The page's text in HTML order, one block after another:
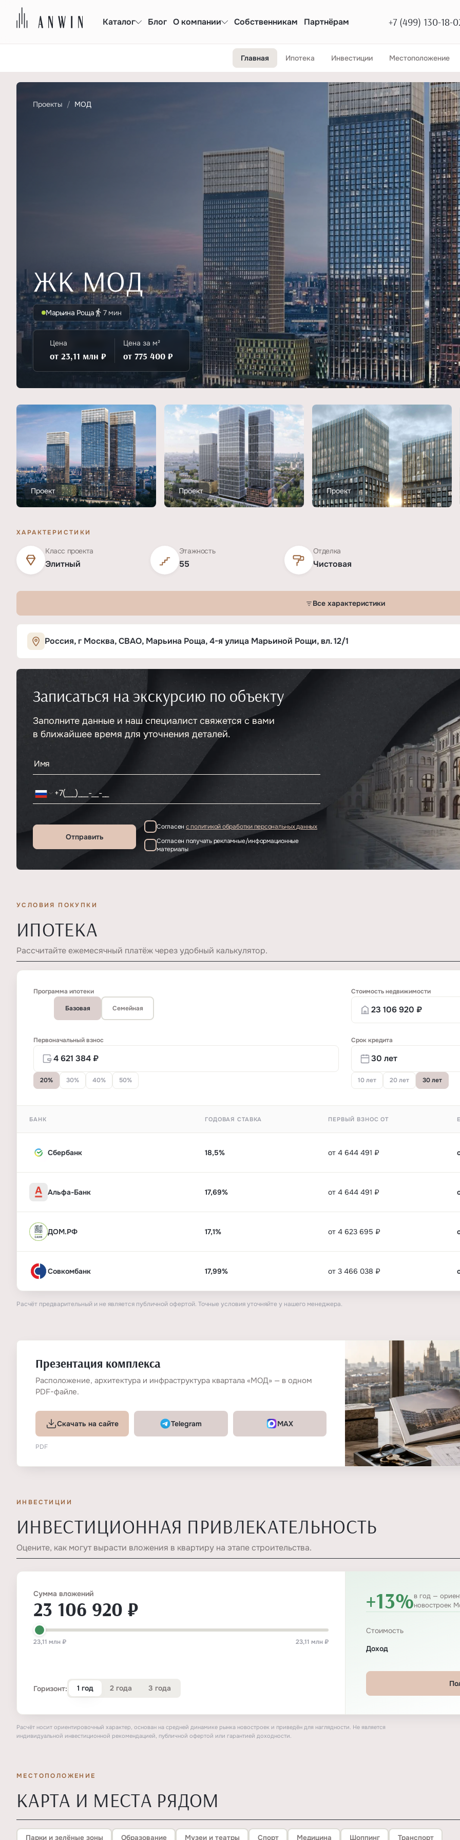
Каталог Блог О компании Собственникам Партнёрам +7 (499) 130-18-
Главная Ипотека Инвестиции Местоположение
Проекты МОД
ЖК МОД
Марьина Роща 7 мин
Цена
от 23,11 млн ₽
Цена за м²
от 775 400 ₽
Проект Проект Проект
ХАРАКТЕРИСТИКИ
Класс проекта
Элитный
Этажность
55
Отделка
Чистовая
Все характеристики
Характеристики ЖК «МОД»
ТипЖК
Класс проектаЭлитный
Этажность55
ОтделкаЧистовая
Россия, г Москва, СВАО, Марьина Роща, 4-я улица Марьиной Рощи, вл. 12/1
Записаться на экскурсию по объекту
Заполните данные и наш специалист свяжется с вами
в ближайшее время для уточнения деталей.
Отправить
Согласен с политикой обработки персональных данных
Согласен получать рекламные/информационные
материалы
УСЛОВИЯ ПОКУПКИ
ИПОТЕКА
Рассчитайте ежемесячный платёж через удобный калькулятор.
Программа ипотеки
Базовая Семейная
Стоимость недвижимости
Первоначальный взнос
20% 30% 40% 50%
Срок кредита
10 лет 20 лет 30 лет
БАНК ГОДОВАЯ СТАВКА ПЕРВЫЙ ВЗНОС ОТ
Сбербанк 18,5% от 4 644 491 ₽
Альфа-Банк 17,69% от 4 644 491 ₽
ДОМ.РФ 17,1% от 4 623 695 ₽
Совкомбанк 17,99% от 3 466 038 ₽
Расчёт предварительный и не является публичной офертой. Точные условия уточняйте у нашего менеджера.
Презентация комплекса
Расположение, архитектура и инфраструктура квартала «МОД» — в одном
PDF-файле.
Скачать на сайте Telegram MAX
PDF
ИНВЕСТИЦИИ
ИНВЕСТИЦИОННАЯ ПРИВЛЕКАТЕЛЬНОСТЬ
Оцените, как могут вырасти вложения в квартиру на этапе строительства.
Сумма вложений
23 106 920 ₽
23,11 млн ₽ 23,11 млн ₽
Горизонт: 1 год 2 года 3 года
+13%в год —
новостроек
Стоимость
Доход
Расчёт носит ориентировочный характер, основан на средней динамике рынка новостроек и приведён для наглядности. Не является
индивидуальной инвестиционной рекомендацией, публичной офертой или гарантией доходности.
МЕСТОПОЛОЖЕНИЕ
КАРТА И МЕСТА РЯДОМ
Парки и зелёные зоны Образование Музеи и театры Спорт Медицина Шоппинг Транспорт